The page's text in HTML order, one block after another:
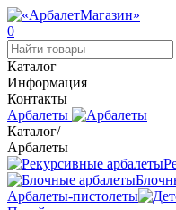
0
Каталог
Информация
Контакты
Арбалеты
Каталог/
Арбалеты
Арбалеты-пистолеты